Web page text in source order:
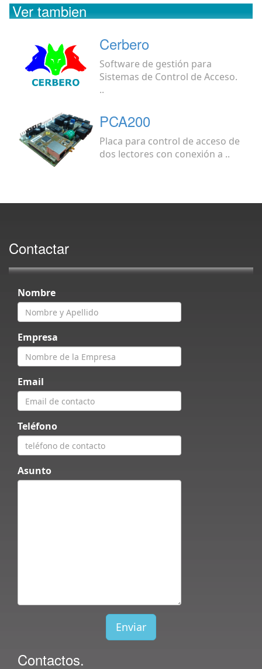
Ver tambien
Cerbero
Software de gestión para
Sistemas de Control de Acceso.
..
PCA200
Placa para control de acceso de
dos lectores con conexión a ..
Contactar
Nombre
Empresa
Email
Teléfono
Asunto
Enviar
Contactos.